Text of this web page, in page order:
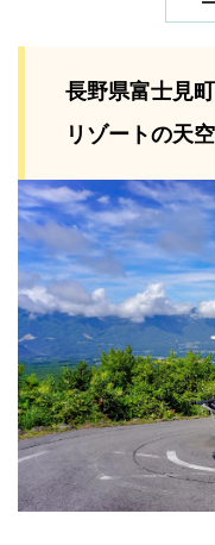
長野県富士見
リゾートの天